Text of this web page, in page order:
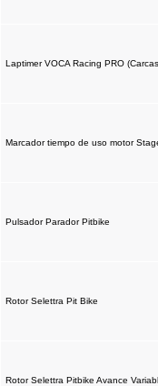
Laptimer VOCA Racing PRO
Marcador tiempo de uso motor
Pulsador Parador Pitbike
Rotor Selettra Pit Bike
Rotor Selettra Pitbike Avance